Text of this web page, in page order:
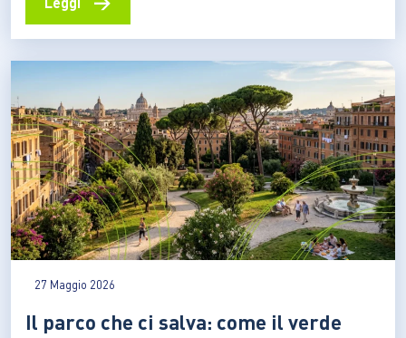
difficoltà per chi coltiva la terra, gestisce una piccola
attività commerciale o deve raggiungere scuole e
servizi…
27 Maggio 2026
Il parco che ci salva: come il verde